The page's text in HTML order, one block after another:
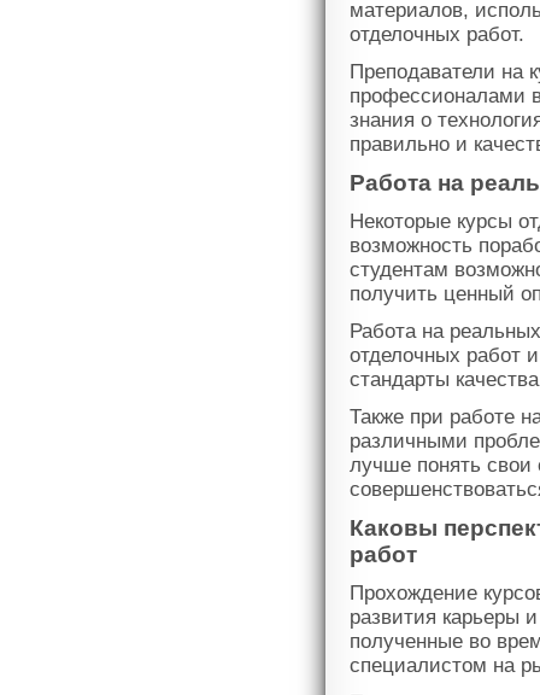
материалов,
отделочных работ.
Преподаватели на
профессионалами
знания о
правильно и
Работа на
Некоторые курсы
возможность
студентам
получить ценный
Работа на
отделочных работ
стандарты
Также при работе
различными
лучше понять
Каковы
работ
Прохождение
развития карьеры
полученные во
специалистом на